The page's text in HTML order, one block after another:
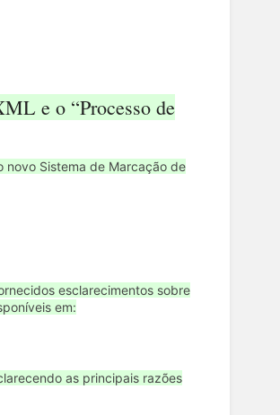
e o “Processo de
novo Sistema de Marcação de
esclarecimentos sobre
em:
as principais razões